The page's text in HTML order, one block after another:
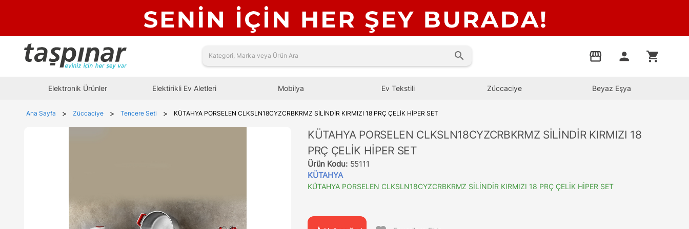
search storefront person shopping_cart
Elektronik Ürünler Elektirikli Ev Aletleri Mobilya Ev Tekstili Züccaciye Beyaz Eşya
Ana Sayfa > Züccaciye > Tencere Seti > KÜTAHYA PORSELEN CLKSLN18CYZCRBKRMZ SİLİNDİR KIRMIZI 18 PRÇ ÇELİK HİPER SET
KÜTAHYA PORSELEN CLKSLN18CYZCRBKRMZ SİLİNDİR KIRMIZI 18
PRÇ ÇELİK HİPER SET
Ürün Kodu: 55111
KÜTAHYA
KÜTAHYA PORSELEN CLKSLN18CYZCRBKRMZ SİLİNDİR KIRMIZI 18 PRÇ ÇELİK HİPER SET